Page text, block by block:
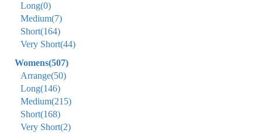
Long(0)
Medium(7)
Short(164)
Very Short(44)
Womens(507)
Arrange(50)
Long(146)
Medium(215)
Short(168)
Very Short(2)